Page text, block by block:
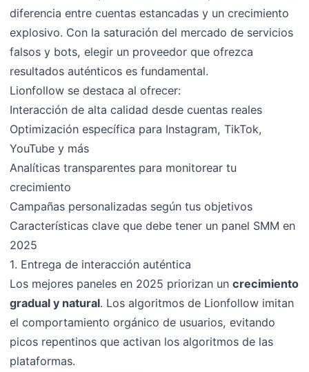
diferencia entre cuentas estancadas y un crecimiento
explosivo. Con la saturación del mercado de servicios
falsos y bots, elegir un proveedor que ofrezca
resultados auténticos es fundamental.
Lionfollow se destaca al ofrecer:
Interacción de alta calidad desde cuentas reales
Optimización específica para Instagram, TikTok,
YouTube y más
Analíticas transparentes para monitorear tu
crecimiento
Campañas personalizadas según tus objetivos
Características clave que debe tener un panel SMM en
2025
1. Entrega de interacción auténtica
Los mejores paneles en 2025 priorizan uncrecimiento
gradual y natural. Los algoritmos de Lionfollow imitan
el comportamiento orgánico de usuarios, evitando
picos repentinos que activan los algoritmos de las
plataformas.